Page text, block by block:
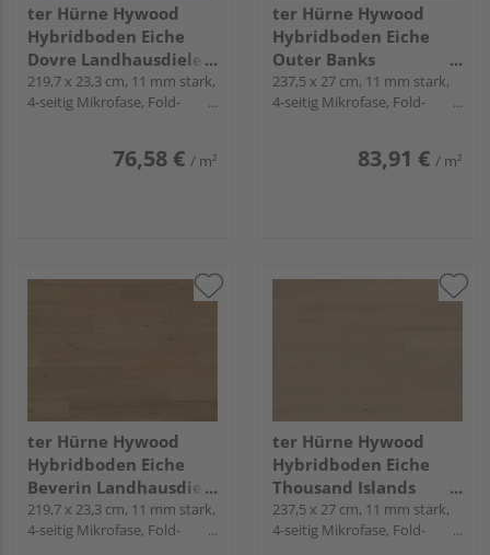
ter Hürne Hywood
Hybridboden Eiche
Dovre Landhausdiele
lackiert extramatt
lebhaft - CLASSIC
219,7 x 23,3 cm, 11 mm stark,
4-seitig Mikrofase, Fold-
76,58 € / m²
ter Hürne Hywood
Hybridboden Eiche
Outer Banks
Landhausdiele natur-
geölt extramatt ruhig -
237,5 x 27 cm, 11 mm stark,
4-seitig Mikrofase, Fold-
83,91 € / m²
ter Hürne Hywood
Hybridboden Eiche
Beverin Landhausdiele
natur-geölt extramatt
natürlich - CLASSIC
219,7 x 23,3 cm, 11 mm stark,
4-seitig Mikrofase, Fold-
ter Hürne Hywood
Hybridboden Eiche
Thousand Islands
Landhausdiele natur-
geölt extramatt ruhig -
237,5 x 27 cm, 11 mm stark,
4-seitig Mikrofase, Fold-